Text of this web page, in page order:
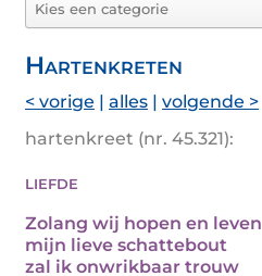
Hartenkreten
< vorige | alles | volgende >
hartenkreet (nr. 45.321):
liefde
Zolang wij hopen en leven
mijn lieve schattebout
zal ik onwrikbaar trouw